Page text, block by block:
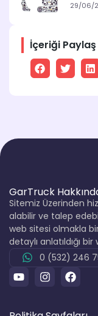
29/06/
İçeriği Paylaş
GarTruck
Sitemiz Üzerinden
alabilir ve talep
web sitesi olmakla
detaylı anlatıldığı
0 (532) 246